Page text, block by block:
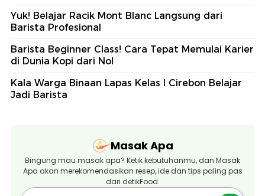
Yuk! Belajar Racik Mont Blanc Langsung dari
Barista Profesional
Barista Beginner Class! Cara Tepat Memulai Karier
di Dunia Kopi dari Nol
Kala Warga Binaan Lapas Kelas I Cirebon Belajar
Jadi Barista
Masak Apa
Bingung mau masak apa? Ketik kebutuhanmu, dan Masak
Apa akan merekomendasikan resep, ide dan tips paling pas
dari detikFood.